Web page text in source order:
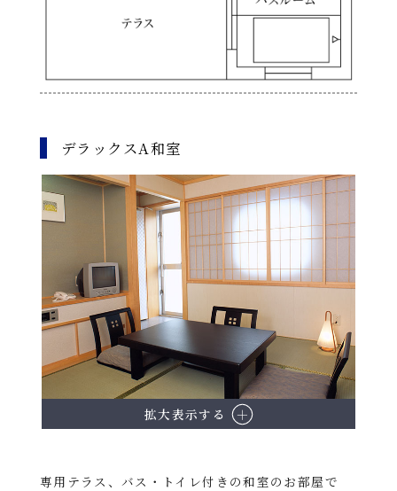
デラックスA和室
拡大表示する
専用テラス、バス・トイレ付きの和室のお部屋で